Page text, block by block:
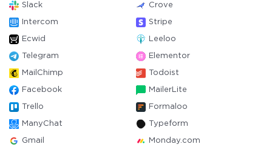
Slack Crove
Intercom Stripe
Ecwid Leeloo
Telegram Elementor
MailChimp Todoist
Facebook MailerLite
Trello Formaloo
ManyChat Typeform
Gmail Monday.com